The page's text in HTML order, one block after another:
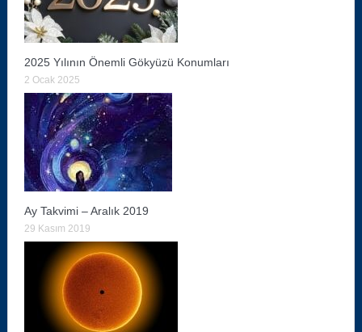
2025 Yılının Önemli Gökyüzü Konumları
2 Ocak 2025
Ay Takvimi – Aralık 2019
29 Kasım 2019